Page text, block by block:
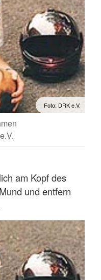
Foto: DRK e.V.
am Kopf des
und entfern